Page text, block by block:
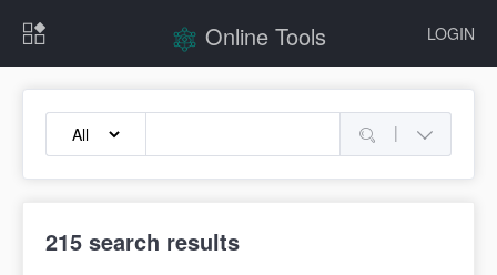
LOGIN
Online Tools
|
215 search results